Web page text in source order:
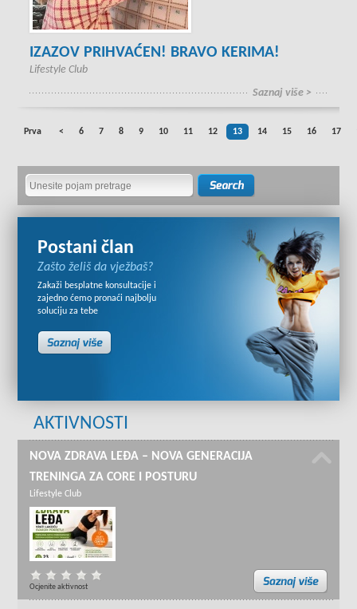
IZAZOV PRIHVAĆEN! BRAVO KERIMA!
Lifestyle Club
Saznaj više >
Prva < 6 7 8 9 10 11 12 13 14 15 16 17
Postani član
Zašto želiš da vježbaš?
Zakaži besplatne konsultacije i
zajedno ćemo pronaći najbolju
soluciju za tebe
AKTIVNOSTI
NOVA ZDRAVA LEĐA – NOVA GENERACIJA
TRENINGA ZA CORE I POSTURU
Lifestyle Club
Ocjenite aktivnost